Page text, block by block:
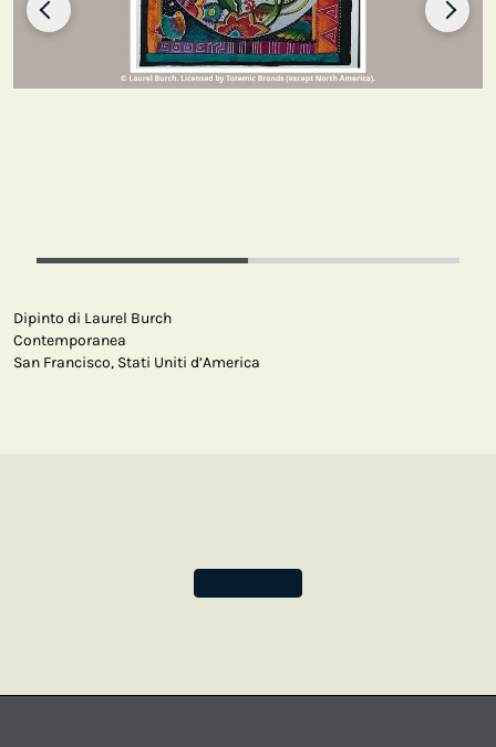
Dipinto di Laurel Burch
Contemporanea
San Francisco, Stati Uniti d’America